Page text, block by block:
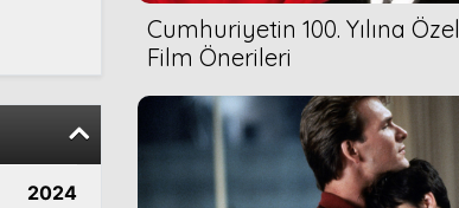
2024
Cumhuriyetin 100. Yılına Özel
Film Önerileri